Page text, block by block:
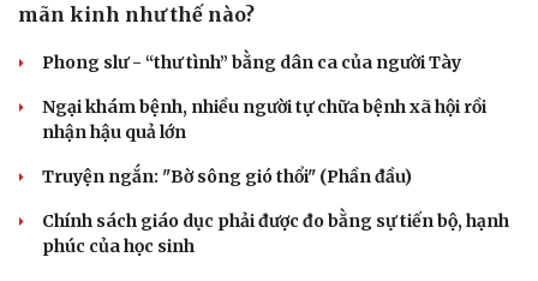
mãn kinh như thế nào?
Phong slư - “thư tình” bằng dân ca của người Tày
Ngại khám bệnh, nhiều người tự chữa bệnh xã hội rồi
nhận hậu quả lớn
Truyện ngắn: "Bờ sông gió thổi" (Phần đầu)
Chính sách giáo dục phải được đo bằng sự tiến bộ, hạnh
phúc của học sinh